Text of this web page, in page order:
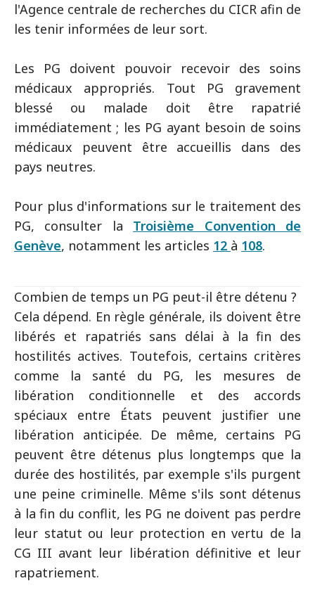
l'Agence centrale de recherches du CICR afin de
les tenir informées de leur sort.
Les PG doivent pouvoir recevoir des soins
médicaux appropriés. Tout PG gravement
blessé ou malade doit être rapatrié
immédiatement ; les PG ayant besoin de soins
médicaux peuvent être accueillis dans des
pays neutres.
Pour plus d'informations sur le traitement des
PG, consulter la Troisième Convention de
Genève, notamment les articles 12 à 108.
Combien de temps un PG peut-il être détenu ?
Cela dépend. En règle générale, ils doivent être
libérés et rapatriés sans délai à la fin des
hostilités actives. Toutefois, certains critères
comme la santé du PG, les mesures de
libération conditionnelle et des accords
spéciaux entre États peuvent justifier une
libération anticipée. De même, certains PG
peuvent être détenus plus longtemps que la
durée des hostilités, par exemple s'ils purgent
une peine criminelle. Même s'ils sont détenus
à la fin du conflit, les PG ne doivent pas perdre
leur statut ou leur protection en vertu de la
CG III avant leur libération définitive et leur
rapatriement.